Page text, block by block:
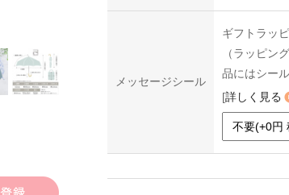
メッセージシール
ギフトラッ
（ラッピン
品にはシー
[詳しく見る